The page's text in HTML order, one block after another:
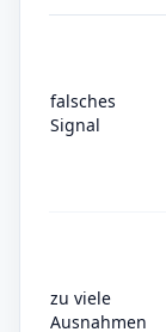
falsches
Signal
zu viele
Ausnahmen